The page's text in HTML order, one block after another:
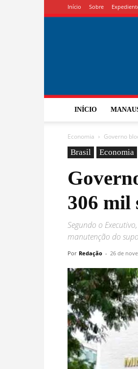
Início Sobre
INÍCIO
Economia Governo
Brasil Economia
306 mil
Segundo o
manutenção do
Por Redação - 26 de